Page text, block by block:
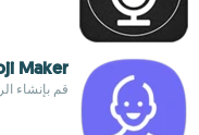
Maker
قم بإنشاء